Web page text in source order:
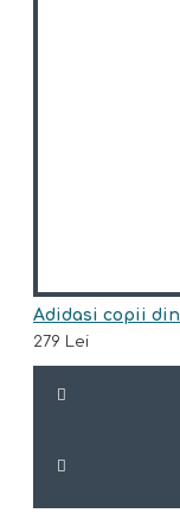
279 Lei